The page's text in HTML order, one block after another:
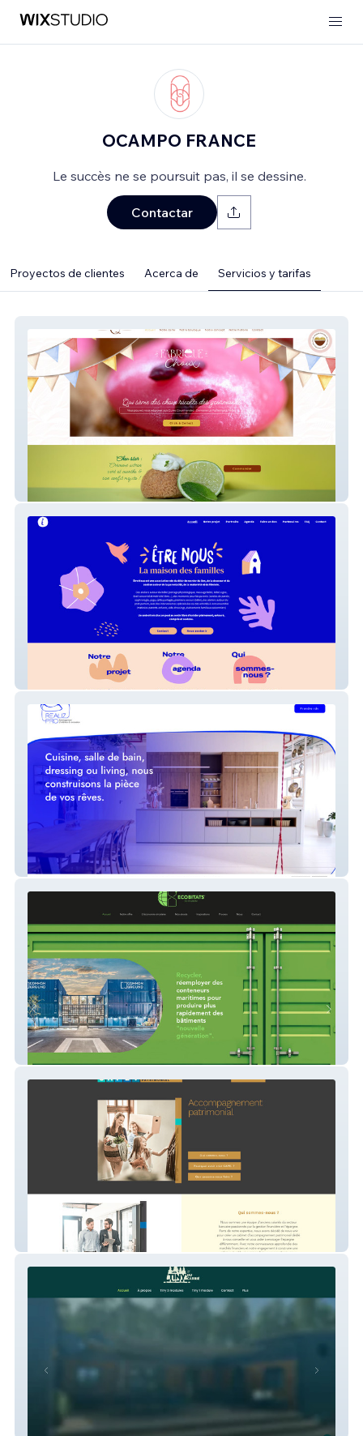
OCAMPO FRANCE
Le succès ne se poursuit pas, il se dessine.
Contactar
Proyectos de clientes Acerca de Servicios y tarifas
Lafabriqueachoux
Realizpro
Ecobitats
CAPE Patrimoine
Les Tiny du Carrié